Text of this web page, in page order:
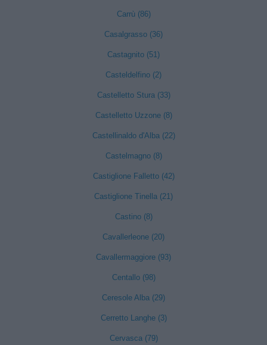
Carrù (86)
Casalgrasso (36)
Castagnito (51)
Casteldelfino (2)
Castelletto Stura (33)
Castelletto Uzzone (8)
Castellinaldo d'Alba (22)
Castelmagno (8)
Castiglione Falletto (42)
Castiglione Tinella (21)
Castino (8)
Cavallerleone (20)
Cavallermaggiore (93)
Centallo (98)
Ceresole Alba (29)
Cerretto Langhe (3)
Cervasca (79)